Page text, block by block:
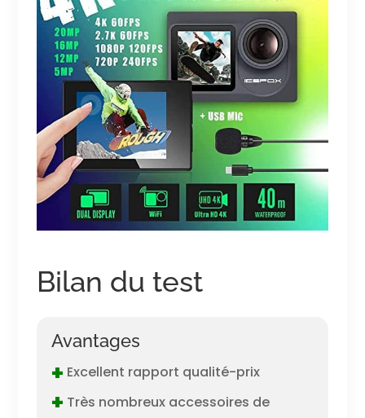
Bilan du test
Avantages
+ Excellent rapport qualité-prix
+ Très nombreux accessoires de